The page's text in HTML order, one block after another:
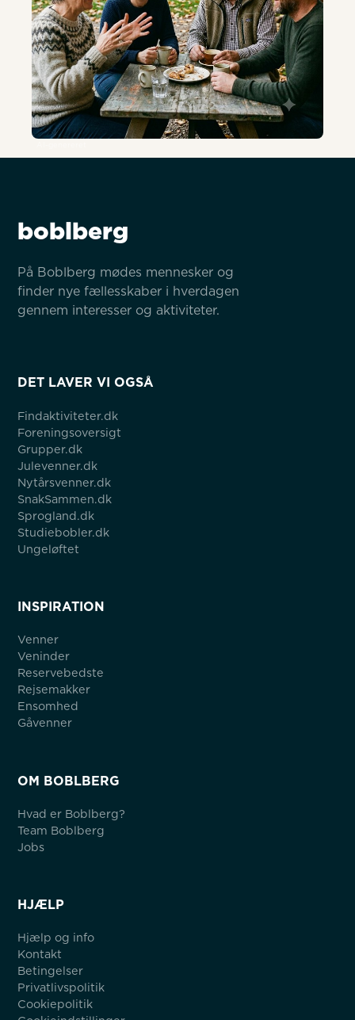
boblberg
På Boblberg mødes mennesker og
finder nye fællesskaber i hverdagen
gennem interesser og aktiviteter.
DET LAVER VI OGSÅ
Findaktiviteter.dk
Foreningsoversigt
Grupper.dk
Julevenner.dk
Nytårsvenner.dk
SnakSammen.dk
Sprogland.dk
Studiebobler.dk
Ungeløftet
INSPIRATION
Venner
Veninder
Reservebedste
Rejsemakker
Ensomhed
Gåvenner
OM BOBLBERG
Hvad er Boblberg?
Team Boblberg
Jobs
HJÆLP
Hjælp og info
Kontakt
Betingelser
Privatlivspolitik
Cookiepolitik